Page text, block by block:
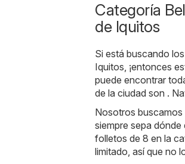
Categoría
de Iquitos
Si está buscando
Iquitos, ¡entonces
puede encontrar
de la ciudad son .
Nosotros buscamos
siempre sepa
folletos de 8 en la
limitado, así que no